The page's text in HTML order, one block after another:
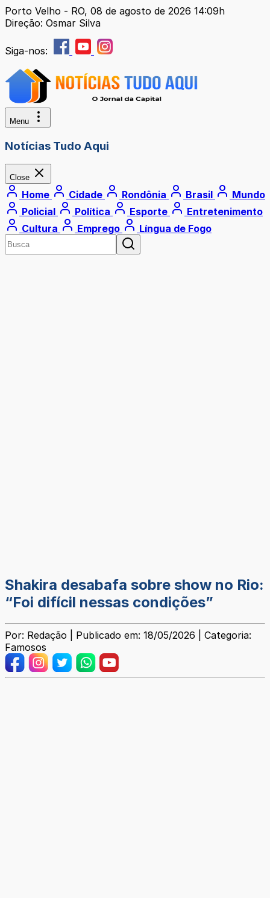
Porto Velho - RO, 08 de agosto de 2026 14:09h
Direção: Osmar Silva
Siga-nos:
Menu
Notícias Tudo Aqui
Close
Home Cidade Rondônia Brasil
Mundo
Policial
Política Esporte
Entretenimento
Cultura
Emprego Língua de Fogo
Shakira desabafa sobre show no Rio:
“Foi difícil nessas condições”
Por: Redação | Publicado em: 18/05/2026 | Categoria:
Famosos